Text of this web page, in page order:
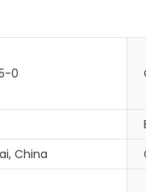
0
China